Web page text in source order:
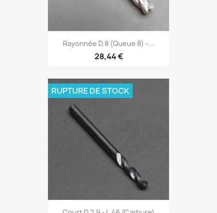
Rayonnée D.8 (Queue 8) -...
28,44 €
RUPTURE DE STOCK